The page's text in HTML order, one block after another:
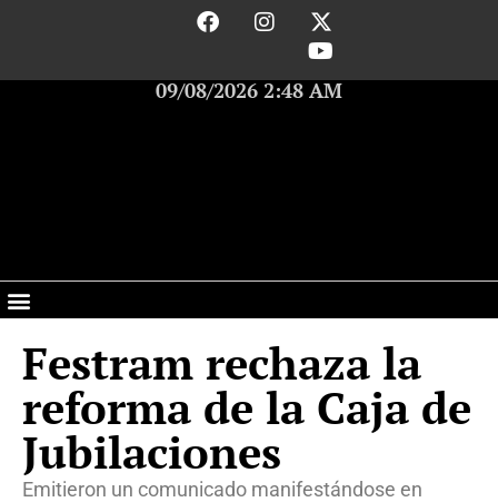
09/08/2026 2:48 AM
Festram rechaza la
reforma de la Caja de
Jubilaciones
Emitieron un comunicado manifestándose en